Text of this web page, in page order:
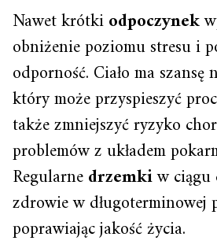
Nawet krótkiodpoczynek
obniżenie poziomu stresu i
odporność. Ciało ma szansę
który może przyspieszyć
także zmniejszyć ryzyko
problemów z układem
Regularnedrzemkiw ciągu
zdrowie w długoterminowej
poprawiając jakość życia.